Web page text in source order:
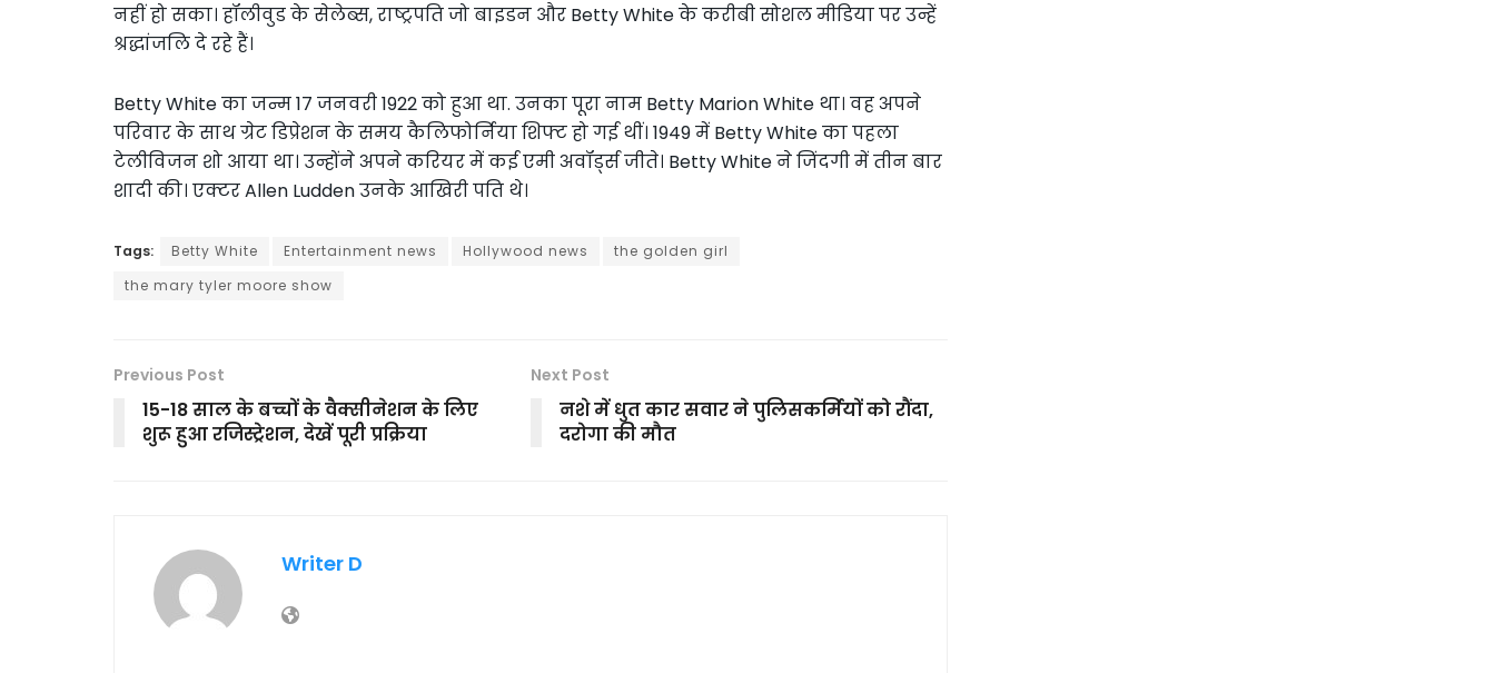
नहीं हो सका। हॉलीवुड के सेलेब्स, राष्ट्रपति जो बाइडन और Betty White के करीबी सोशल मीडिया पर उन्हें
श्रद्धांजलि दे रहे हैं।
Betty White का जन्म 17 जनवरी 1922 को हुआ था. उनका पूरा नाम Betty Marion White था। वह अपने
परिवार के साथ ग्रेट डिप्रेशन के समय कैलिफोर्निया शिफ्ट हो गई थीं। 1949 में Betty White का पहला
टेलीविजन शो आया था। उन्होंने अपने करियर में कई एमी अवॉर्ड्स जीते। Betty White ने जिंदगी में तीन बार
शादी की। एक्टर Allen Ludden उनके आखिरी पति थे।
Tags: Betty White Entertainment news Hollywood news
the golden girl
the mary tyler moore show
Previous Post
15-18 साल के बच्चों के वैक्सीनेशन के लिए
शुरू हुआ रजिस्ट्रेशन, देखें पूरी प्रक्रिया
Next Post
नशे में धुत कार सवार ने पुलिसकर्मियों को रौंदा,
दरोगा की मौत
Writer D